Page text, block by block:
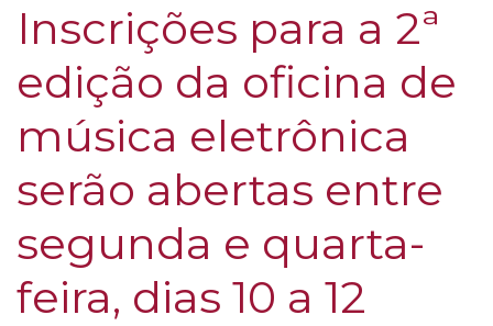
Inscrições para a 2ª
edição da oficina de
música eletrônica
serão abertas entre
segunda e quarta-
feira, dias 10 a 12